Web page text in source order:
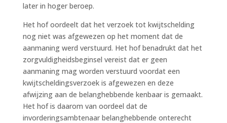
later in hoger beroep.
Het hof oordeelt dat het verzoek tot kwijtschelding
nog niet was afgewezen op het moment dat de
aanmaning werd verstuurd. Het hof benadrukt dat het
zorgvuldigheidsbeginsel vereist dat er geen
aanmaning mag worden verstuurd voordat een
kwijtscheldingsverzoek is afgewezen en deze
afwijzing aan de belanghebbende kenbaar is gemaakt.
Het hof is daarom van oordeel dat de
invorderingsambtenaar belanghebbende onterecht